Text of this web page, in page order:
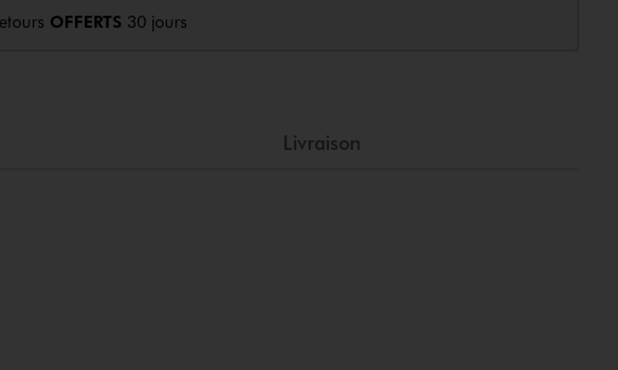
OFFERTS 30 jours
Livraison